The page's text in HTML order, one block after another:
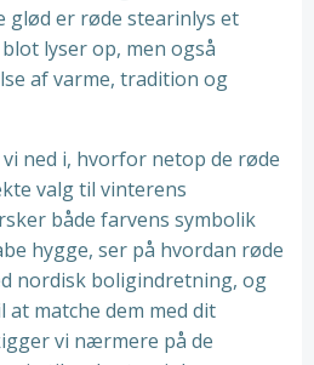
glød er røde stearinlys et
lyser op, men også
af varme, tradition og
ned i, hvorfor netop de røde
valg til vinterens
både farvens symbolik
hygge, ser på hvordan røde
nordisk boligindretning, og
matche dem med dit
vi nærmere på de